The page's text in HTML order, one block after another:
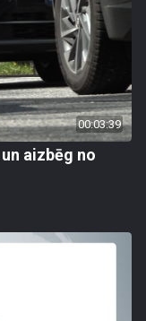
00:03:39
aizbēg no